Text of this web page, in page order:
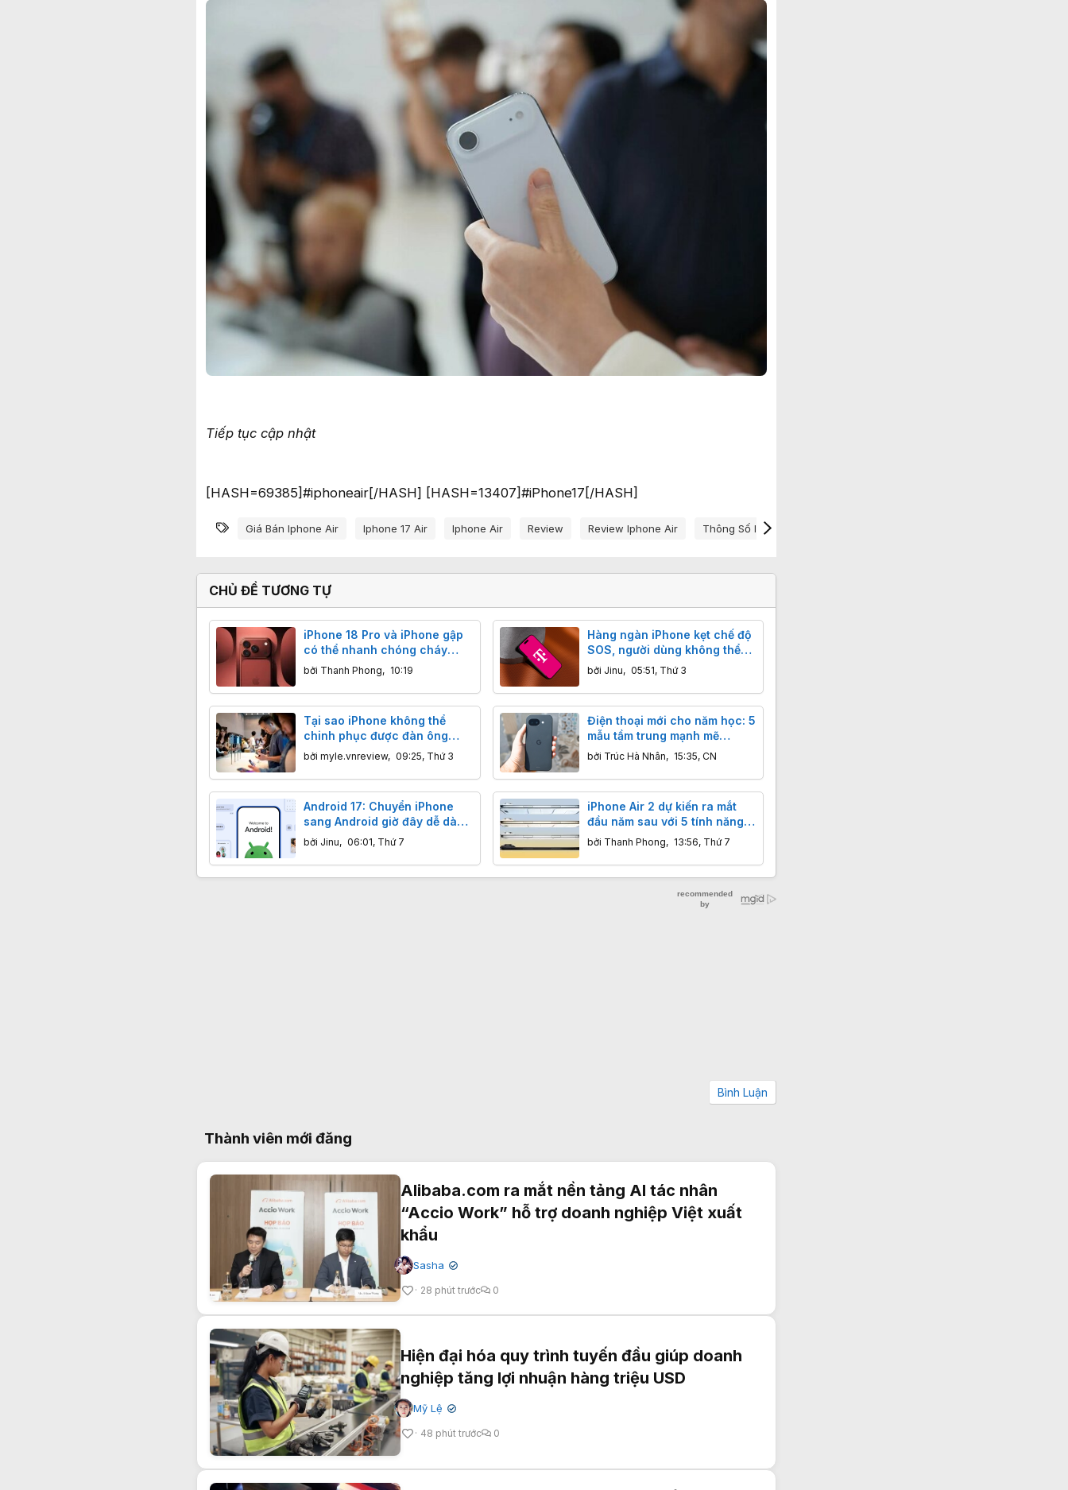
Tiếp tục cập nhật
[HASH=69385]#iphoneair[/HASH] [HASH=13407]#iPhone17[/HASH]
Từ khóa
Giá Bán Iphone Air Iphone 17 Air Iphone Air Review Review Iphone Air Thông Số Iphone Air
CHỦ ĐỀ TƯƠNG TỰ
iPhone 18 Pro và iPhone gập
có thể nhanh chóng cháy
hàng do thiếu hụt bộ nhớ
bởi Thanh Phong, 10:19
Hàng ngàn iPhone kẹt chế độ
SOS, người dùng không thể
liên lạc với ai
bởi Jinu, 05:51, Thứ 3
Tại sao iPhone không thể
chinh phục được đàn ông
Trung Quốc?
bởi myle.vnreview, 09:25, Thứ 3
Điện thoại mới cho năm học: 5
mẫu tầm trung mạnh mẽ
không kém flagship
bởi Trúc Hà Nhân, 15:35, CN
Android 17: Chuyển iPhone
sang Android giờ đây dễ dàng
hơn bao giờ hết
bởi Jinu, 06:01, Thứ 7
iPhone Air 2 dự kiến ra mắt
đầu năm sau với 5 tính năng
mới
bởi Thanh Phong, 13:56, Thứ 7
Bình Luận
Thành viên mới đăng
Alibaba.com ra mắt nền tảng AI tác nhân
“Accio Work” hỗ trợ doanh nghiệp Việt xuất
khẩu
Sasha ✔
28 phút trước 0
Hiện đại hóa quy trình tuyến đầu giúp doanh
nghiệp tăng lợi nhuận hàng triệu USD
Mỹ Lệ ✔
48 phút trước 0